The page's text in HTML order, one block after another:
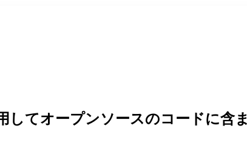
てオープンソースのコードに含